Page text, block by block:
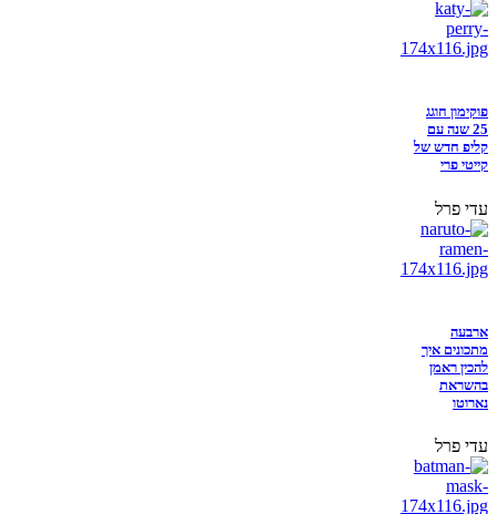
פוקימון חוגג
25 שנה עם
קליפ חדש של
קייטי פרי
עדי פרל
ארבעה
מתכונים איך
להכין ראמן
בהשראת
נארוטו
עדי פרל